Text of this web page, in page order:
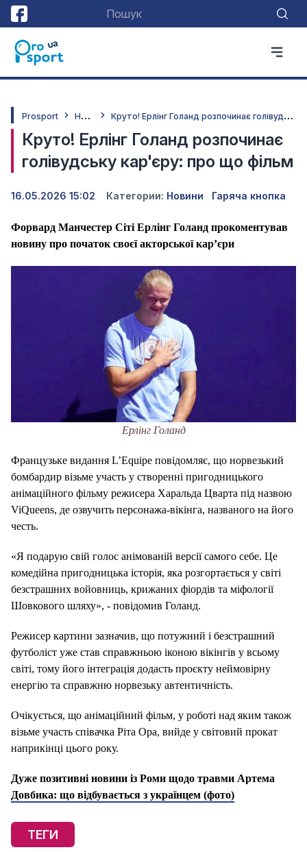
Prosport Н
овини К
руто! Ерлінг Голанд розпочинає голівудську кар'єру: про що фільм
Круто! Ерлінг Голанд розпочинає
голівудську кар'єру: про що фільм
16.05.2026 15:02 Категории: Новини Гаряча кнопка
Форвард Манчестер Сіті Ерлінг Голанд прокоментував
новину про початок своєї акторської кар’єри
Ерлінг Голанд
Французьке видання L’Equipe повідомляє, що норвезький
бомбардир візьме участь у створенні пригодницького
анімаційного фільму режисера Харальда Цварта під назвою
ViQueens, де озвучить персонажа-вікінга, названого на його
честь.
«Я подарую свій голос анімованій версії самого себе. Це
комедійна пригодницька історія, яка розгортається у світі
безстрашних войовниць, крижаних фіордів та міфології
Шовкового шляху», - повідомив Голанд.
Режисер картини зазначив, що потужний і безстрашний
футболіст уже став справжньою іконою вікінгів у всьому
світі, тому його інтеграція додасть проєкту неймовірну
енергію та справжню норвезьку автентичність.
Очікується, що анімаційний фільм, у роботі над яким також
візьме участь співачка Ріта Ора, вийде у світовий прокат
наприкінці цього року.
Дуже позитивні новини із Роми щодо травми Артема
Довбика: що відбувається з українцем (фото)
ТЕГИ